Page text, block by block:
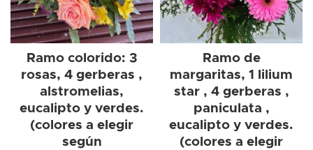
Ramo colorido: 3
rosas, 4 gerberas ,
alstromelias,
eucalipto y verdes.
(colores a elegir
según
Ramo de
margaritas, 1 lilium
star , 4 gerberas ,
paniculata ,
eucalipto y verdes.
(colores a elegir